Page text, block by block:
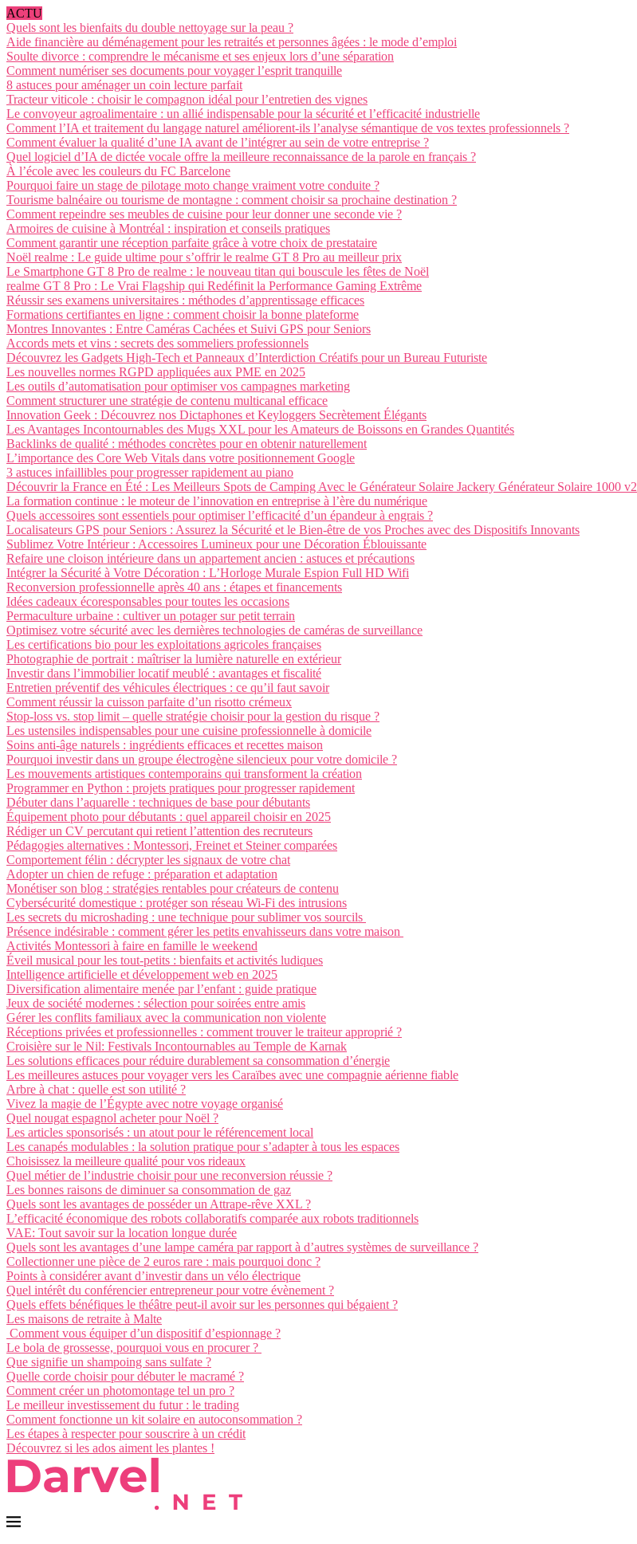
ACTU
Quels sont les bienfaits du double nettoyage sur la peau ?
Aide financière au déménagement pour les retraités et personnes âgées : le mode d’emploi
Soulte divorce : comprendre le mécanisme et ses enjeux lors d’une séparation
Comment numériser ses documents pour voyager l’esprit tranquille
8 astuces pour aménager un coin lecture parfait
Tracteur viticole : choisir le compagnon idéal pour l’entretien des vignes
Le convoyeur agroalimentaire : un allié indispensable pour la sécurité et l’efficacité industrielle
Comment l’IA et traitement du langage naturel améliorent-ils l’analyse sémantique de vos textes professionnels ?
Comment évaluer la qualité d’une IA avant de l’intégrer au sein de votre entreprise ?
Quel logiciel d’IA de dictée vocale offre la meilleure reconnaissance de la parole en français ?
À l’école avec les couleurs du FC Barcelone
Pourquoi faire un stage de pilotage moto change vraiment votre conduite ?
Tourisme balnéaire ou tourisme de montagne : comment choisir sa prochaine destination ?
Comment repeindre ses meubles de cuisine pour leur donner une seconde vie ?
Armoires de cuisine à Montréal : inspiration et conseils pratiques
Comment garantir une réception parfaite grâce à votre choix de prestataire
Noël realme : Le guide ultime pour s’offrir le realme GT 8 Pro au meilleur prix
Le Smartphone GT 8 Pro de realme : le nouveau titan qui bouscule les fêtes de Noël
realme GT 8 Pro : Le Vrai Flagship qui Redéfinit la Performance Gaming Extrême
Réussir ses examens universitaires : méthodes d’apprentissage efficaces
Formations certifiantes en ligne : comment choisir la bonne plateforme
Montres Innovantes : Entre Caméras Cachées et Suivi GPS pour Seniors
Accords mets et vins : secrets des sommeliers professionnels
Découvrez les Gadgets High-Tech et Panneaux d’Interdiction Créatifs pour un Bureau Futuriste
Les nouvelles normes RGPD appliquées aux PME en 2025
Les outils d’automatisation pour optimiser vos campagnes marketing
Comment structurer une stratégie de contenu multicanal efficace
Innovation Geek : Découvrez nos Dictaphones et Keyloggers Secrètement Élégants
Les Avantages Incontournables des Mugs XXL pour les Amateurs de Boissons en Grandes Quantités
Backlinks de qualité : méthodes concrètes pour en obtenir naturellement
L’importance des Core Web Vitals dans votre positionnement Google
3 astuces infaillibles pour progresser rapidement au piano
Découvrir la France en Été : Les Meilleurs Spots de Camping Avec le Générateur Solaire Jackery Générateur Solaire 1000 v2
La formation continue : le moteur de l’innovation en entreprise à l’ère du numérique
Quels accessoires sont essentiels pour optimiser l’efficacité d’un épandeur à engrais ?
Localisateurs GPS pour Seniors : Assurez la Sécurité et le Bien-être de vos Proches avec des Dispositifs Innovants
Sublimez Votre Intérieur : Accessoires Lumineux pour une Décoration Éblouissante
Refaire une cloison intérieure dans un appartement ancien : astuces et précautions
Intégrer la Sécurité à Votre Décoration : L’Horloge Murale Espion Full HD Wifi
Reconversion professionnelle après 40 ans : étapes et financements
Idées cadeaux écoresponsables pour toutes les occasions
Permaculture urbaine : cultiver un potager sur petit terrain
Optimisez votre sécurité avec les dernières technologies de caméras de surveillance
Les certifications bio pour les exploitations agricoles françaises
Photographie de portrait : maîtriser la lumière naturelle en extérieur
Investir dans l’immobilier locatif meublé : avantages et fiscalité
Entretien préventif des véhicules électriques : ce qu’il faut savoir
Comment réussir la cuisson parfaite d’un risotto crémeux
Stop-loss vs. stop limit – quelle stratégie choisir pour la gestion du risque ?
Les ustensiles indispensables pour une cuisine professionnelle à domicile
Soins anti-âge naturels : ingrédients efficaces et recettes maison
Pourquoi investir dans un groupe électrogène silencieux pour votre domicile ?
Les mouvements artistiques contemporains qui transforment la création
Programmer en Python : projets pratiques pour progresser rapidement
Débuter dans l’aquarelle : techniques de base pour débutants
Équipement photo pour débutants : quel appareil choisir en 2025
Rédiger un CV percutant qui retient l’attention des recruteurs
Pédagogies alternatives : Montessori, Freinet et Steiner comparées
Comportement félin : décrypter les signaux de votre chat
Adopter un chien de refuge : préparation et adaptation
Monétiser son blog : stratégies rentables pour créateurs de contenu
Cybersécurité domestique : protéger son réseau Wi-Fi des intrusions
Les secrets du microshading : une technique pour sublimer vos sourcils
Présence indésirable : comment gérer les petits envahisseurs dans votre maison
Activités Montessori à faire en famille le weekend
Éveil musical pour les tout-petits : bienfaits et activités ludiques
Intelligence artificielle et développement web en 2025
Diversification alimentaire menée par l’enfant : guide pratique
Jeux de société modernes : sélection pour soirées entre amis
Gérer les conflits familiaux avec la communication non violente
Réceptions privées et professionnelles : comment trouver le traiteur approprié ?
Croisière sur le Nil: Festivals Incontournables au Temple de Karnak
Les solutions efficaces pour réduire durablement sa consommation d’énergie
Les meilleures astuces pour voyager vers les Caraïbes avec une compagnie aérienne fiable
Arbre à chat : quelle est son utilité ?
Vivez la magie de l’Égypte avec notre voyage organisé
Quel nougat espagnol acheter pour Noël ?
Les articles sponsorisés : un atout pour le référencement local
Les canapés modulables : la solution pratique pour s’adapter à tous les espaces
Choisissez la meilleure qualité pour vos rideaux
Quel métier de l’industrie choisir pour une reconversion réussie ?
Les bonnes raisons de diminuer sa consommation de gaz
Quels sont les avantages de posséder un Attrape-rêve XXL ?
L’efficacité économique des robots collaboratifs comparée aux robots traditionnels
VAE: Tout savoir sur la location longue durée
Quels sont les avantages d’une lampe caméra par rapport à d’autres systèmes de surveillance ?
Collectionner une pièce de 2 euros rare : mais pourquoi donc ?
Points à considérer avant d’investir dans un vélo électrique
Quel intérêt du conférencier entrepreneur pour votre évènement ?
Quels effets bénéfiques le théâtre peut-il avoir sur les personnes qui bégaient ?
Les maisons de retraite à Malte
Comment vous équiper d’un dispositif d’espionnage ?
Le bola de grossesse, pourquoi vous en procurer ?
Que signifie un shampoing sans sulfate ?
Quelle corde choisir pour débuter le macramé ?
Comment créer un photomontage tel un pro ?
Le meilleur investissement du futur : le trading
Comment fonctionne un kit solaire en autoconsommation ?
Les étapes à respecter pour souscrire à un crédit
Découvrez si les ados aiment les plantes !